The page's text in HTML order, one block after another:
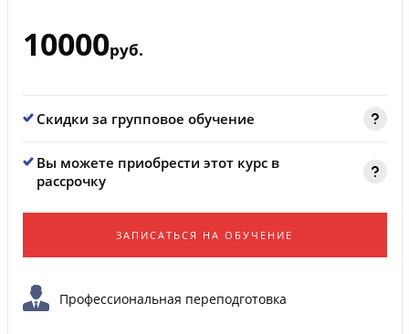
10000руб.
Скидки за групповое обучение
Вы можете приобрести этот курс в
рассрочку
ЗАПИСАТЬСЯ НА ОБУЧЕНИЕ
Профессиональная переподготовка